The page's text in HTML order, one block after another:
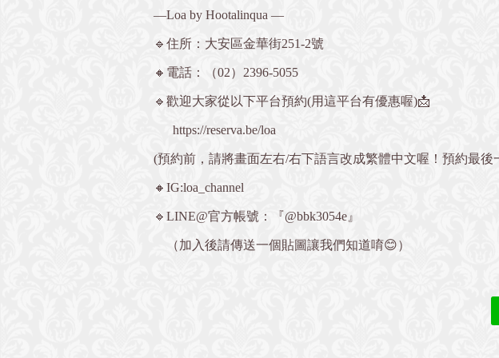
—Loa by Hootalinqua —
🔹住所：大安區金華街251-2號
🔸電話：（02）2396-5055
🔹歡迎大家從以下平台預約(用這平台有優惠喔)📩
https://reserva.be/loa
(預約前，請將畫面左右/右下語言改成繁體中文喔！預約最
🔸IG:loa_channel
🔹LINE@官方帳號：『@bbk3054e』
（加入後請傳送一個貼圖讓我們知道唷😊）